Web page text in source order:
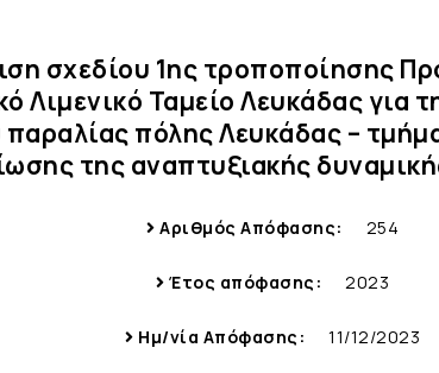
σχεδίου 1ης τροποποίησης
Λιμενικό Ταμείο Λευκάδας για
πόλης Λευκάδας –
της αναπτυξιακής
Αριθμός Απόφασης: 254
Έτος απόφασης: 2023
Ημ/νία Απόφασης: 11/12/2023